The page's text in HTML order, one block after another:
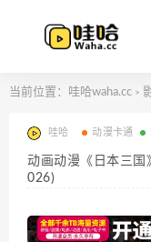
当前位置： 哇哈waha.cc >
哇哈 动漫卡通
动画动漫《日本三国
026)